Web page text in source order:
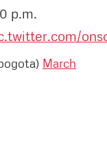
p.m.
March